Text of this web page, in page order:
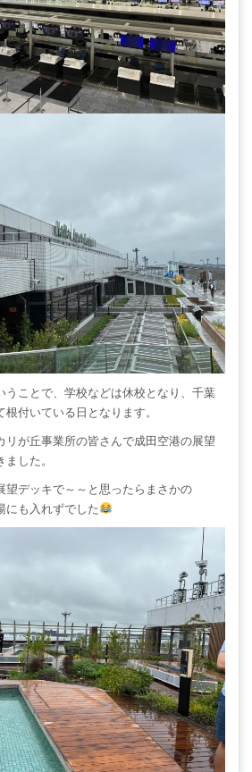
うことで、学校などは休校となり、千葉
付いている日となります。
リが丘事業所の皆さんで成田空港の展望
した。
望デッキで～～と思ったらまさかの
にも入れずでした